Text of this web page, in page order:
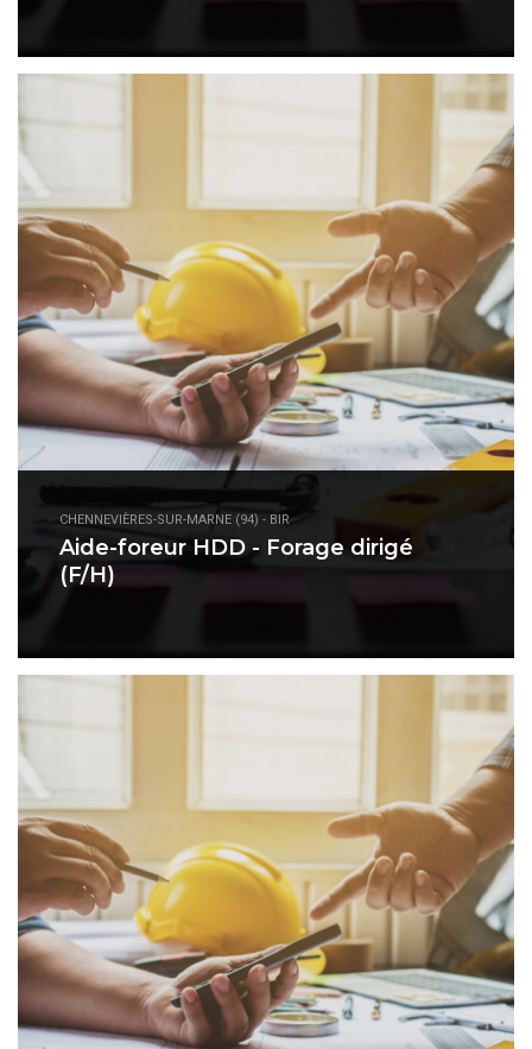
CHENNEVIÈRES-SUR-MARNE (94) - BIR
Aide-foreur HDD - Forage dirigé
(F/H)